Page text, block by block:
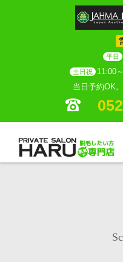
平日
土日祝 11:00
当日予約OK